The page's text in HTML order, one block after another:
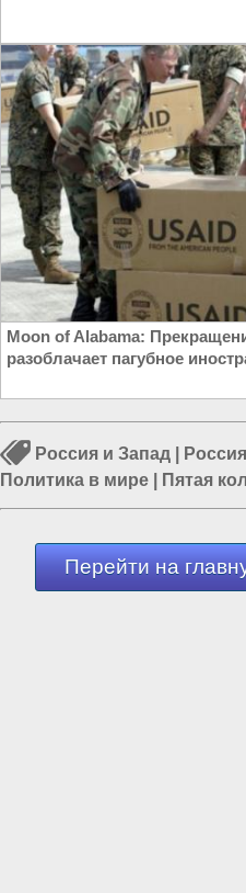
Moon of Alabama:
разоблачает пагубное
Россия и Запад
Политика в мире
Пятая
Евразия|Украина и США
Перейти на